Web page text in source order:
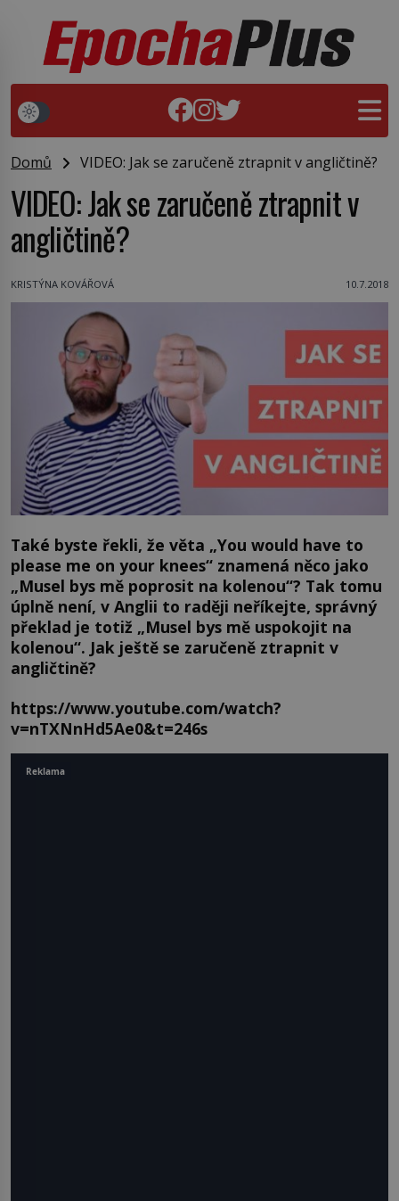
Domů VIDEO: Jak se zaručeně ztrapnit v angličtině?
VIDEO: Jak se zaručeně ztrapnit v
angličtině?
KRISTÝNA KOVÁŘOVÁ 10.7.2018
Také byste řekli, že věta „You would have to
please me on your knees“ znamená něco jako
„Musel bys mě poprosit na kolenou“? Tak tomu
úplně není, v Anglii to raději neříkejte, správný
překlad je totiž „Musel bys mě uspokojit na
kolenou“. Jak ještě se zaručeně ztrapnit v
angličtině?
https://www.youtube.com/watch?
v=nTXNnHd5Ae0&t=246s
Reklama